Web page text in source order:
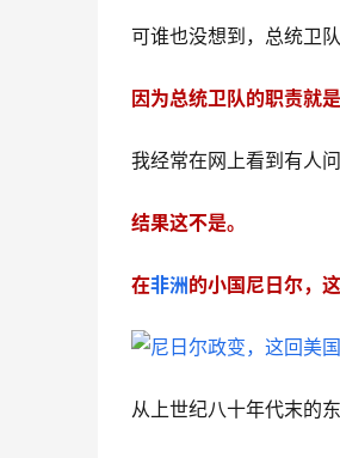
可谁也没想到，总统卫队
因为总统卫队的职责就
我经常在网上看到有人
结果这不是。
在非洲的小国尼日尔，
从上世纪八十年代末的